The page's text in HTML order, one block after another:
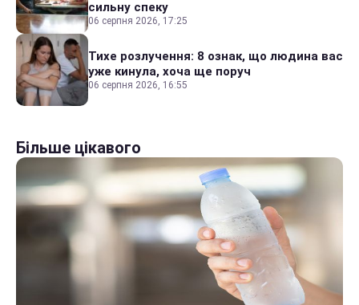
сильну спеку
06 серпня 2026, 17:25
Тихе розлучення: 8 ознак, що людина вас
уже кинула, хоча ще поруч
06 серпня 2026, 16:55
Більше цікавого